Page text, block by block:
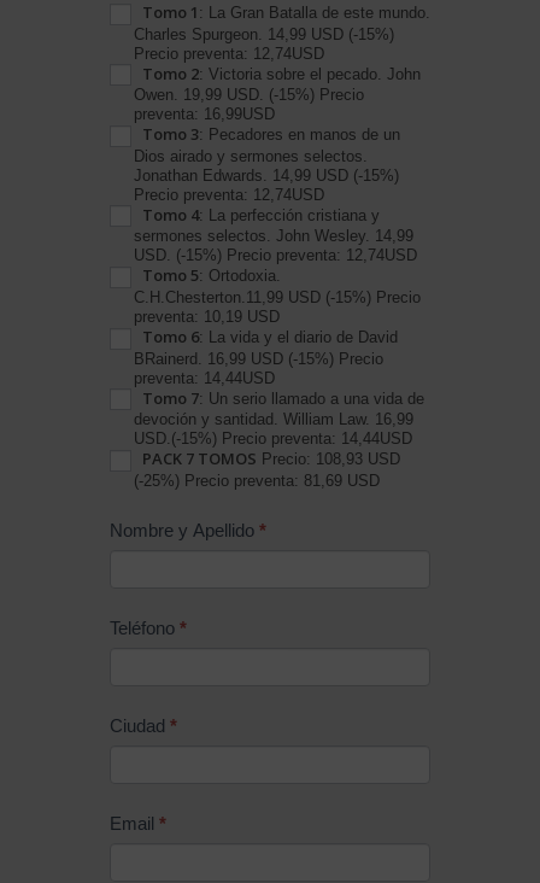
Cristianos
Alabadle
Christian
Store
Tomo 1 : La Gran Batalla de este mundo.
Charles Spurgeon. 14,99 USD (-15%)
Precio preventa: 12,74USD
Tomo 2: Victoria sobre el pecado. John
Owen. 19,99 USD. (-15%) Precio
preventa: 16,99USD
Tomo 3: Pecadores en manos de un
Dios airado y sermones selectos.
Jonathan Edwards. 14,99 USD (-15%)
Precio preventa: 12,74USD
Tomo 4: La perfección cristiana y
sermones selectos. John Wesley. 14,99
USD. (-15%) Precio preventa: 12,74USD
Tomo 5: Ortodoxia.
C.H.Chesterton.11,99 USD (-15%) Precio
preventa: 10,19 USD
Tomo 6: La vida y el diario de David
BRainerd. 16,99 USD (-15%) Precio
preventa: 14,44USD
Tomo 7: Un serio llamado a una vida de
devoción y santidad. William Law. 16,99
USD.(-15%) Precio preventa: 14,44USD
PACK 7 TOMOS Precio: 108,93 USD
(-25%) Precio preventa: 81,69 USD
Nombre y Apellido *
Teléfono *
Ciudad *
Email *